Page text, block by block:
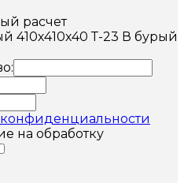
расчет
410х410х40 Т-23 В бурый
на обработку